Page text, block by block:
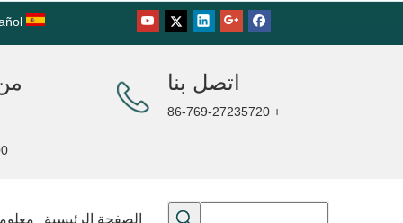
اتصل بنا
+ 86-769-27235720
الصفحة الرئيسية